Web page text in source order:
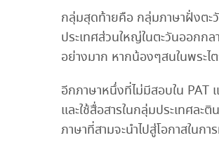
กลุ่มสุดท้ายคือ กลุ่มภาษาฝั่งตะวั
ประเทศส่วนใหญ่ในตะวันออกก
อย่างมาก หากน้องๆสนในพระไ
อีกภาษาหนึ่งที่ไม่มีสอบใน PAT
และใช้สื่อสารในกลุ่มประเทศละ
ภาษาที่สามจะนำไปสู่โอกาสในก